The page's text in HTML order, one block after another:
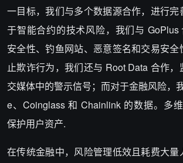
一目标，我们与多个数据源合作，进行
于智能合约的技术风险，我们与 GoPlus
安全性、钓鱼网站、恶意签名和交易安
止欺诈行为，我们还与 Root Data 合作
交媒体中的警示信号；而对于金融风险，
e、Coinglass 和 Chainlink 的数据。多
保护用户资产.
在传统金融中，风险管理低效且耗费大